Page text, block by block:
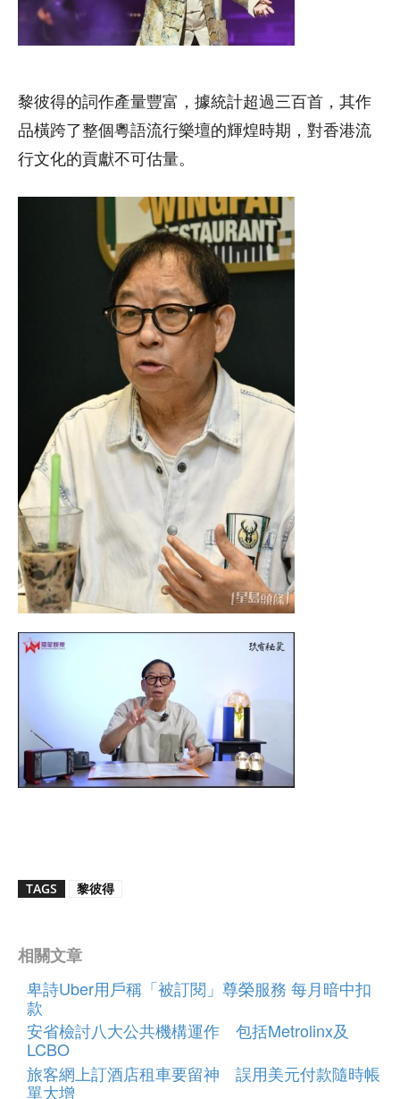
黎彼得的詞作產量豐富，據統計超過三百首，其作
品橫跨了整個粵語流行樂壇的輝煌時期，對香港流
行文化的貢獻不可估量。
TAGS 黎彼得
相關文章
卑詩Uber用戶稱「被訂閱」尊榮服務 每月暗中扣
款
安省檢討八大公共機構運作 包括Metrolinx及
LCBO
旅客網上訂酒店租車要留神 誤用美元付款隨時帳
單大增